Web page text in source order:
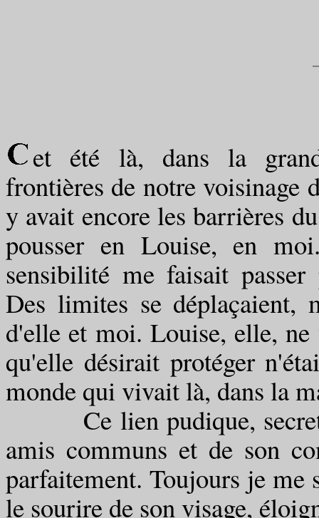
et été là, dans la
frontières de notre voisinage
y avait encore les barrières
pousser en Louise, en
sensibilité me faisait
Des limites se déplaçaient,
d'elle et moi. Louise, elle, ne
qu'elle désirait protéger
monde qui vivait là, dans la
Ce lien pudique, secret,
amis communs et de son
parfaitement. Toujours je me
le sourire de son visage,